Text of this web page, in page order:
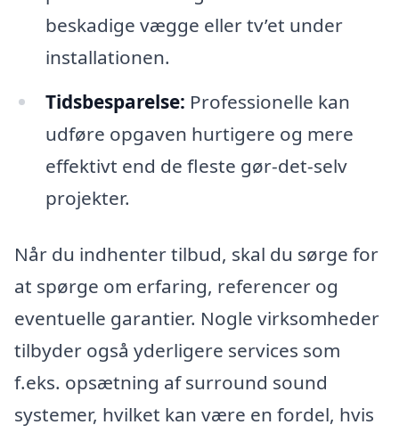
beskadige vægge eller tv’et under
installationen.
Tidsbesparelse: Professionelle kan
udføre opgaven hurtigere og mere
effektivt end de fleste gør-det-selv
projekter.
Når du indhenter tilbud, skal du sørge for
at spørge om erfaring, referencer og
eventuelle garantier. Nogle virksomheder
tilbyder også yderligere services som
f.eks. opsætning af surround sound
systemer, hvilket kan være en fordel, hvis